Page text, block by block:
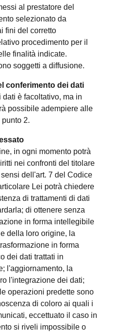
al prestatore del
selezionato da
fini del corretto
procedimento per il
finalità indicate.
soggetti a diffusione.
conferimento dei dati
dati è facoltativo, ma in
possibile adempiere alle
2.
in ogni momento potrà
nei confronti del titolare
dell'art. 7 del Codice
Lei potrà chiedere
di trattamenti di dati
di ottenere senza
in forma intellegibile
della loro origine, la
in forma
dei dati trattati in
l'aggiornamento, la
l'integrazione dei dati;
operazioni predette sono
di coloro ai quali i
eccettuato il caso in
si riveli impossibile o